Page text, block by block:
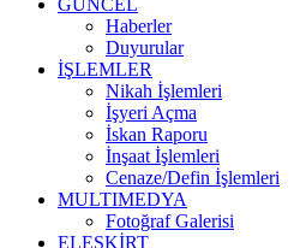
GÜNCEL
Haberler
Duyurular
İŞLEMLER
Nikah İşlemleri
İşyeri Açma
İskan Raporu
İnşaat İşlemleri
Cenaze/Defin İşlemleri
MULTIMEDYA
Fotoğraf Galerisi
ELEŞKİRT